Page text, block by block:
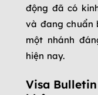
động đã có
và đang chuẩn
một nhánh
hiện nay.
Visa